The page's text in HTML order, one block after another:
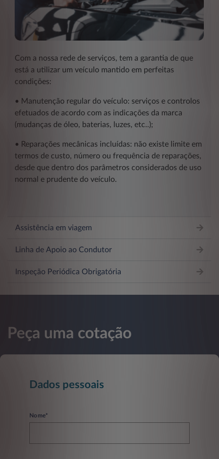
Com a nossa rede de serviços, tem a garantia de que
está a utilizar um veículo mantido em perfeitas
condições:
• Manutenção regular do veículo: serviços e controlos
efetuados de acordo com as indicações da marca
(mudanças de óleo, baterias, luzes, etc..);
• Reparações mecânicas incluídas: não existe limite em
termos de custo, número ou frequência de reparações,
desde que dentro dos parâmetros considerados de uso
normal e prudente do veículo.
Assistência em viagem
Linha de Apoio ao Condutor
Inspeção Periódica Obrigatória
Peça uma cotação
Dados pessoais
Nome*